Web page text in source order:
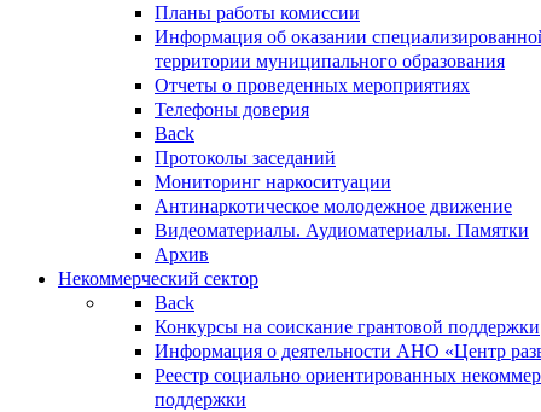
Планы работы комиссии
Информация об оказании
территории муниципального образования
Отчеты о проведенных мероприятиях
Телефоны доверия
Back
Протоколы заседаний
Мониторинг наркоситуации
Антинаркотическое молодежное движение
Видеоматериалы. Аудиоматериалы. Памятки
Архив
Некоммерческий сектор
Back
Конкурсы на соискание грантовой поддержки
Информация о деятельности АНО «Центр
Реестр социально ориентированных
поддержки